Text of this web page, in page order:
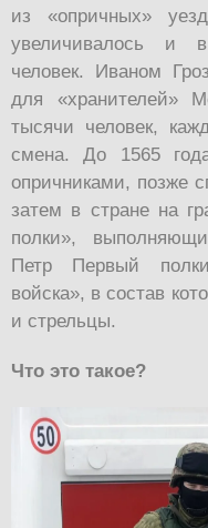
из «опричных»
увеличивалось и
человек. Иваном
для «хранителей»
тысячи человек,
смена. До 1565
опричниками, позже
затем в стране на
полки»,
Петр Первый
войска», в состав
и стрельцы.
Что это такое?